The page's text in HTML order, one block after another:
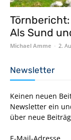
Als Sund
Michael Amme - 2.
Newsletter
Keinen neuen
Newsletter ein
über neue